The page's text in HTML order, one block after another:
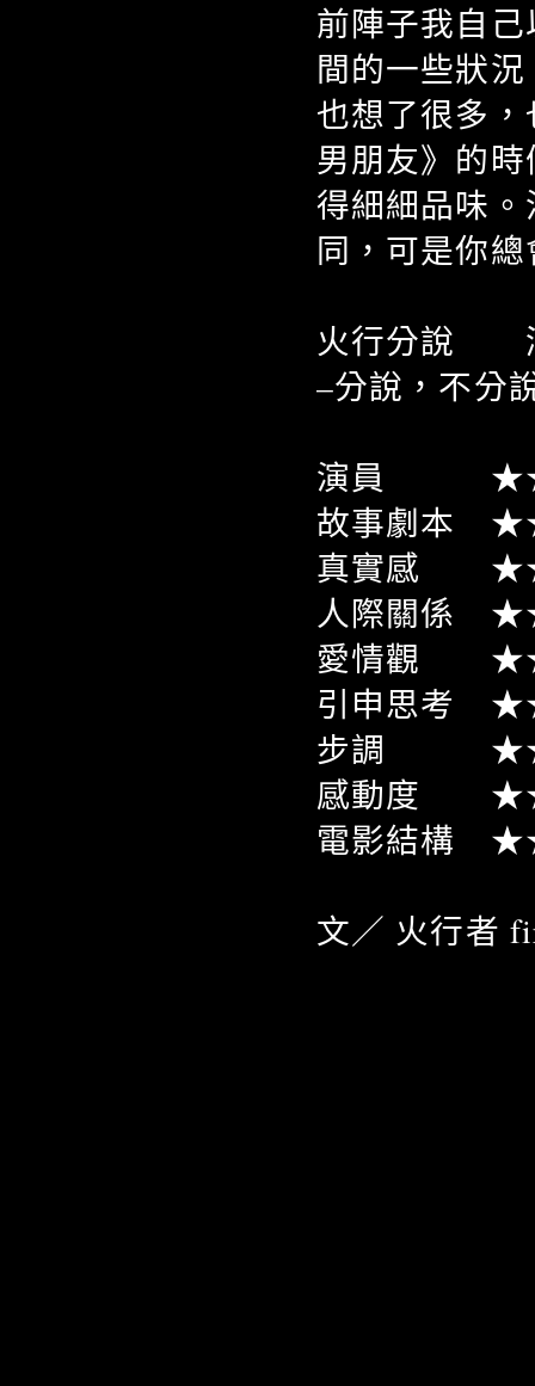
前陣子我自
間的一些狀
也想了很多
男朋友》的
得細細品味
同，可是你
火行分說
–分說，不分
演員
故事劇
真實感
人際關
愛情觀
引申思
步調
感動度
電影結
文／ 火行者